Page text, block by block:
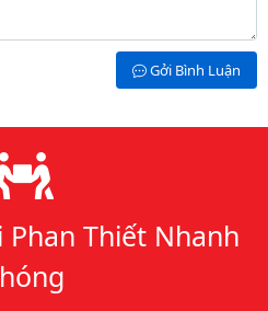
Gởi Bình Luận
tôi
Phan Thiết Nhanh